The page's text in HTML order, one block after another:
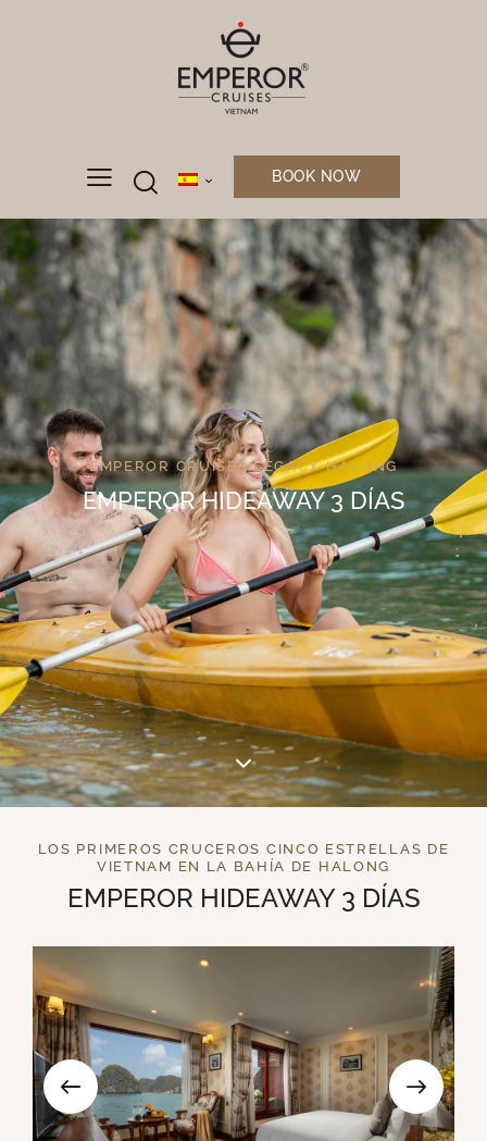
BOOK NOW
EMPEROR CRUISES LEGACY HALONG
EMPEROR HIDEAWAY 3 DÍAS
LOS PRIMEROS CRUCEROS CINCO ESTRELLAS DE
VIETNAM EN LA BAHÍA DE HALONG
EMPEROR HIDEAWAY 3 DÍAS